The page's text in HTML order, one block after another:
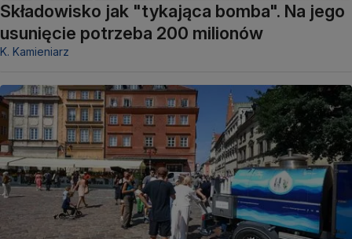
Składowisko jak "tykająca bomba". Na jego
usunięcie potrzeba 200 milionów
K. Kamieniarz